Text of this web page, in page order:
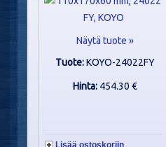
Näytä tuote »
Tuote:KOYO-24022FY
Hinta: 454.30 €
Lisää ostoskoriin